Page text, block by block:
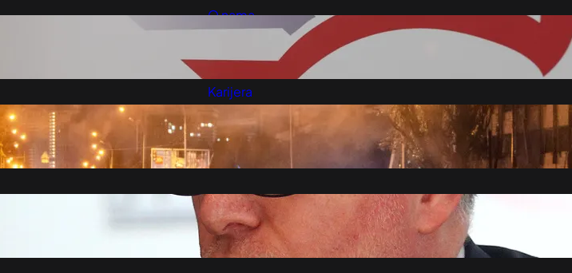
21 poginuli u ruskom napadu
Kijevsku oblast
7, 2026
Vidimo da Vučića ovih dana nisu
pogodila rušenja na Gazivodama,
O nama
Pretplatite se na vesti
Karijera
Marketing
Kontakt